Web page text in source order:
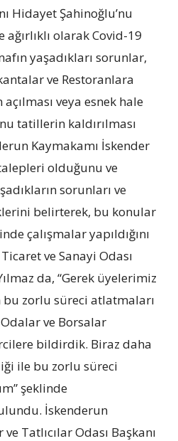
Hidayet Şahinoğlu’nu
olarak Covid-19
yaşadıkları sorunlar,
ve Restoranlara
veya esnek hale
tatillerin kaldırılması
Kaymakamı İskender
olduğunu ve
sorunları ve
belirterek, bu konular
çalışmalar yapıldığını
ve Sanayi Odası
da, “Gerek üyelerimiz
bu zorlu süreci atlatmaları
ve Borsalar
bildirdik. Biraz daha
ile bu zorlu süreci
şeklinde
İskenderun
Tatlıcılar Odası Başkanı